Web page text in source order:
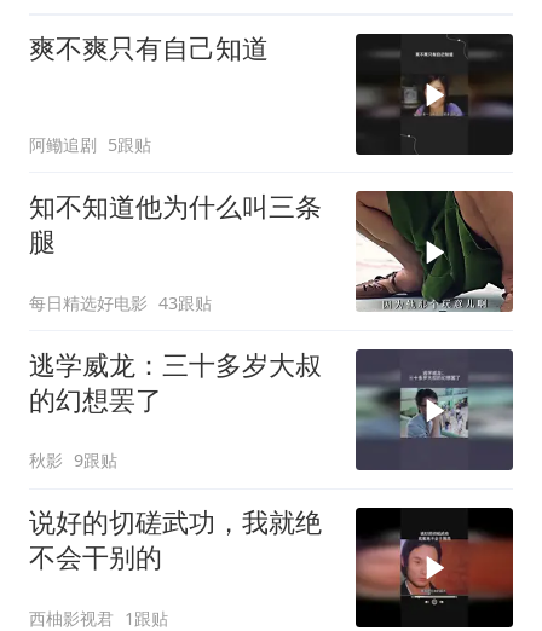
爽不爽只有自己知道
阿鳓追剧 5跟贴
知不知道他为什么叫三条
腿
每日精选好电影 43跟贴
逃学威龙：三十多岁大叔
的幻想罢了
秋影 9跟贴
说好的切磋武功，我就绝
不会干别的
西柚影视君 1跟贴